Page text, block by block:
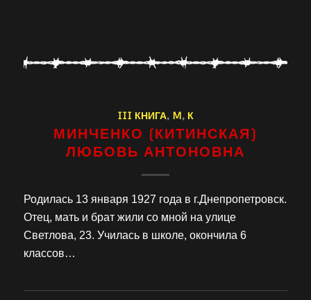
III КНИГА, M, К
МИНЧЕНКО (КИТИНСКАЯ)
ЛЮБОВЬ АНТОНОВНА
Родилась 13 января 1927 года в г.Днепропетровск.
Отец, мать и брат жили со мной на улице
Светлова, 23. Училась в школе, окончила 6
классов…